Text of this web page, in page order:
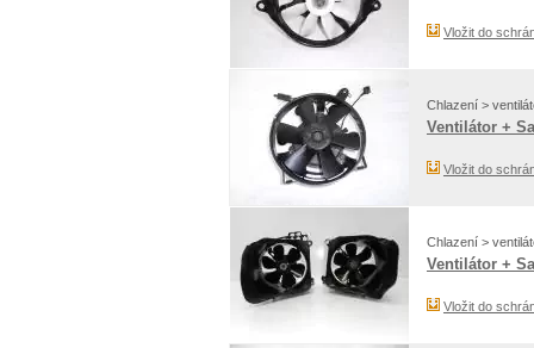
Vložit do
Chlazení >
Ventilátor +
Vložit do
Chlazení >
Ventilátor +
Vložit do